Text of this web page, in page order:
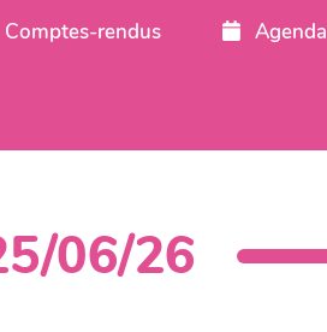
Comptes-rendus Agenda
06/26